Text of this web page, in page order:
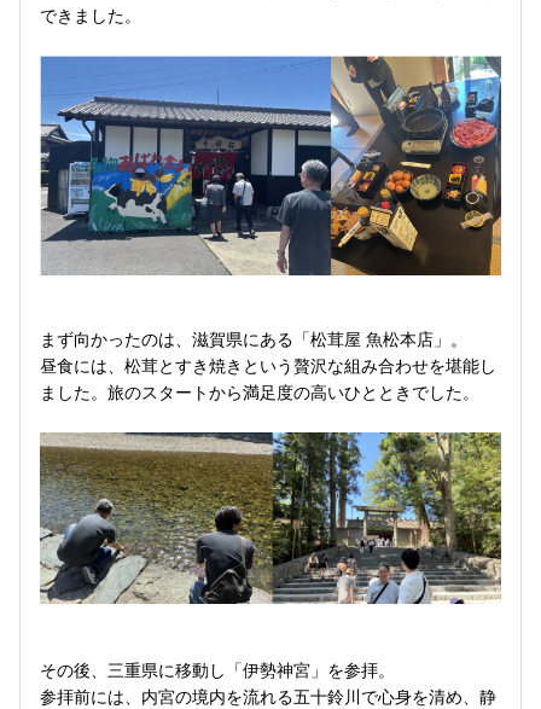
できました。
まず向かったのは、滋賀県にある「松茸屋 魚松本店」。
昼食には、松茸とすき焼きという贅沢な組み合わせを堪能し
ました。旅のスタートから満足度の高いひとときでした。
その後、三重県に移動し「伊勢神宮」を参拝。
参拝前には、内宮の境内を流れる五十鈴川で心身を清め、静